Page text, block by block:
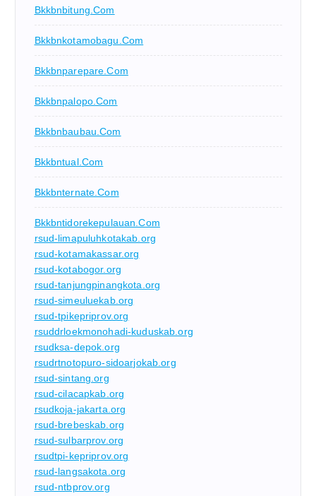
Bkkbnbitung.com
Bkkbnkotamobagu.com
Bkkbnparepare.com
Bkkbnpalopo.com
Bkkbnbaubau.com
Bkkbntual.com
Bkkbnternate.com
Bkkbntidorekepulauan.com
rsud-limapuluhkotakab.org
rsud-kotamakassar.org
rsud-kotabogor.org
rsud-tanjungpinangkota.org
rsud-simeuluekab.org
rsud-tpikepriprov.org
rsuddrloekmonohadi-kuduskab.org
rsudksa-depok.org
rsudrtnotopuro-sidoarjokab.org
rsud-sintang.org
rsud-cilacapkab.org
rsudkoja-jakarta.org
rsud-brebeskab.org
rsud-sulbarprov.org
rsudtpi-kepriprov.org
rsud-langsakota.org
rsud-ntbprov.org